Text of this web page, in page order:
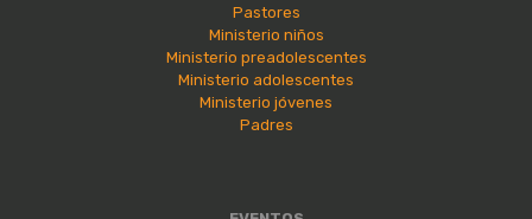
Pastores
Ministerio niños
Ministerio preadolescentes
Ministerio adolescentes
Ministerio jóvenes
Padres